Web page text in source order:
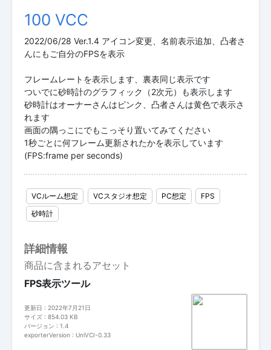
100 VCC
2022/06/28 Ver.1.4 アイコン変更、名前表示追加、凸者さ
んにもご自分のFPSを表示
フレームレートを表示します、裏表同じ表示です
ついでに砂時計のグラフィック（2次元）も表示します
砂時計はオーナーさんはピンク、凸者さんは黄色で表示さ
れます
画面の隅っこにでもこっそり置いてみてください
1秒ごとに何フレーム更新されたかを表示しています
(FPS:frame per seconds)
VCルーム想定 VCスタジオ想定 PC想定
FPS
砂時計
詳細情報
商品に含まれるアセット
FPS表示ツール
更新日 : 2022年7月21日
サイズ : 854.03 KB
バージョン : 1.4
exporterVersion : UniVCI-0.33